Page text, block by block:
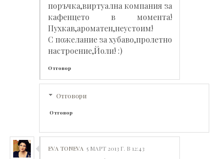
поръчка,виртуална компания за
кафенцето в момента!
Пухкав,ароматен,неустоим!
С пожелание за хубаво,пролетно
настроение,Йоли! :)
Отговор
Отговори
Отговор
EVA TONEVA 5 МАРТ 2013 Г. В 12:43